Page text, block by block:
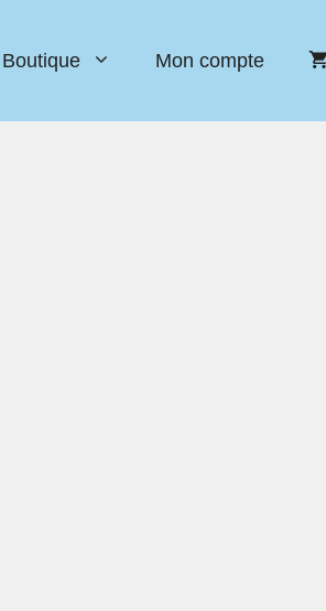
Boutique Mon compte